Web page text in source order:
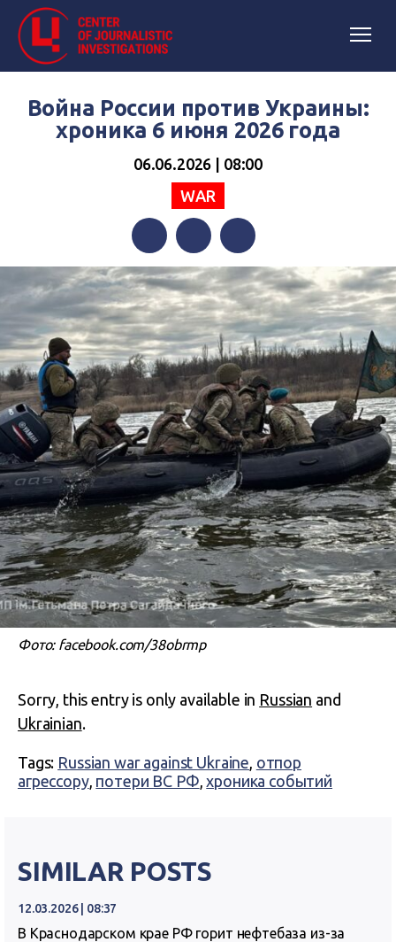
Война России против Украины:
хроника 6 июня 2026 года
06.06.2026 | 08:00
WAR
FacebookTwitterTelegram
Фото: facebook.com/38obrmp
Sorry, this entry is only available in Russian and
Ukrainian.
Tags: Russian war against Ukraine, отпор
агрессору, потери ВС РФ,хроника событий
SIMILAR POSTS
12.03.2026 | 08:37
В Краснодарском крае РФ горит нефтебаза из-за